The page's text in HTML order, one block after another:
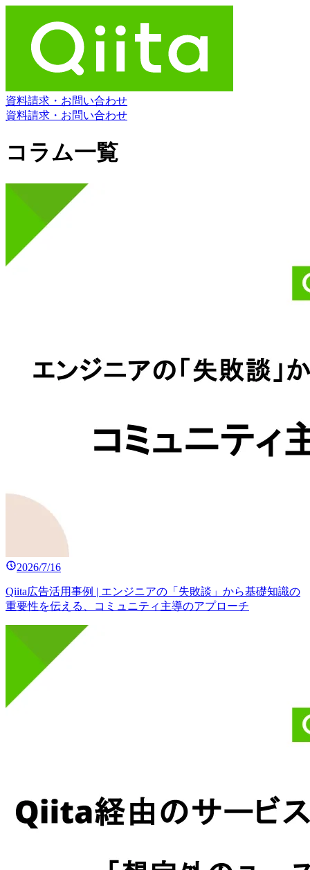
資料請求・お問い合わせ
資料請求・お問い合わせ
コラム一覧
2026/7/16
Qiita広告活用事例 | エンジニアの「失敗談」から基礎知識の
重要性を伝える、コミュニティ主導のアプローチ